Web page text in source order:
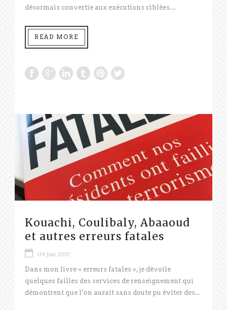
désormais convertie aux exécutions ciblées....
READ MORE
Kouachi, Coulibaly, Abaaoud
et autres erreurs fatales
09 Jan 2017
Dans mon livre « erreurs fatales », je dévoile
quelques failles des services de renseignement qui
démontrent que l’on aurait sans doute pu éviter des...